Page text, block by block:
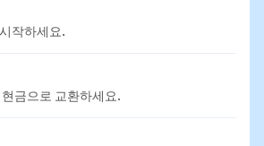
작하세요.
금으로 교환하세요.